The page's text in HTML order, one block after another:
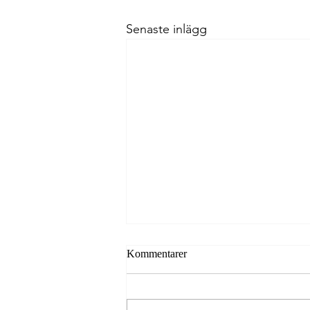
Senaste inlägg
Regeringen utreder
sammanhållen politik för
besöksnäringen
Kommentarer